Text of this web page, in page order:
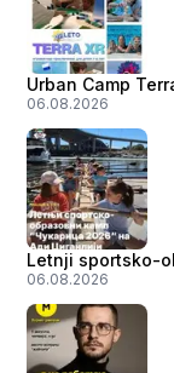
Urban Camp
06.08.2026
Letnji sportsko-
06.08.2026